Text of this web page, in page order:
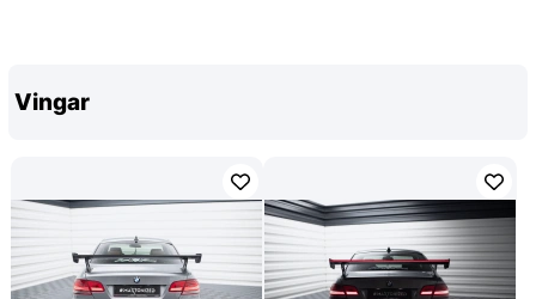
Vingar